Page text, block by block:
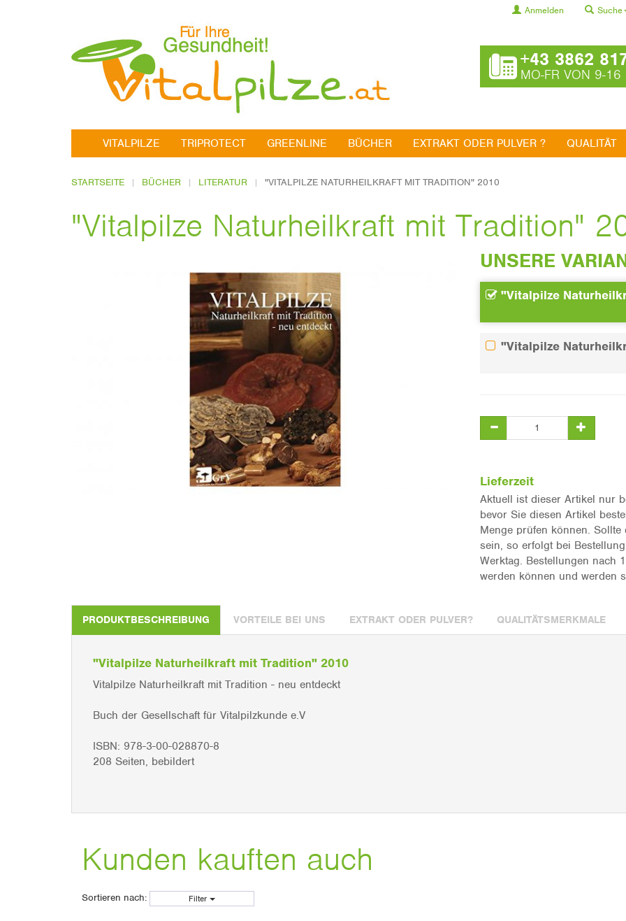
Anmelden Suche
+43 3862
MO-FR VON 9-16
VITALPILZE TRIPROTECT GREENLINE BÜCHER EXTRAKT ODER PULVER ? QUALITÄT
STARTSEITE BÜCHER LITERATUR "VITALPILZE NATURHEILKRAFT MIT TRADITION" 2010
"Vitalpilze Naturheilkraft mit Tradition"
UNSERE
"Vitalpilze
"Vitalpilze
Lieferzeit
Aktuell ist dieser Artikel nur
bevor Sie diesen Artikel
Menge prüfen können.
sein, so erfolgt bei
Werktag. Bestellungen nach
werden können und werden
PRODUKTBESCHREIBUNG VORTEILE BEI UNS EXTRAKT ODER PULVER? QUALITÄTSMERKMALE
"Vitalpilze Naturheilkraft mit Tradition" 2010
Vitalpilze Naturheilkraft mit Tradition - neu entdeckt
Buch der Gesellschaft für Vitalpilzkunde e.V
ISBN: 978-3-00-028870-8
208 Seiten, bebildert
Kunden kauften auch
Sortieren nach: Filter